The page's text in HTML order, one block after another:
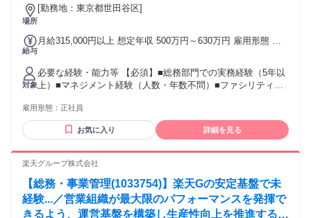
を支える中核人材としてご活躍いただきます。
場所
[勤務地：東京都世田谷区]
給与
月給315,000円以上 想定年収 500万円～630万円 雇用形態 正
￥315,000～ 基本給￥315,000～を含む/月 ■賞与実績:4ヶ月分
(算定期間を満たした場合) 諸手当：通勤手当（会社規定に基
づき支給）、残業手当（残業時間に応じて別途支給） 試用期
間 有 期間：6ヶ月 備考：変更無
対象
必要な経験・能力等 【必須】■総務部門での実務経験（5年以
上）■マネジメント経験（人数・年数不問）■ファシリティ関
ミュニケーション力（他部署や経営層との折衝・合意形成が
できる方）【歓迎】■株式文書関連業務の経験を有する方■社
内報の業務経験を有する方■ITツールを活用した業務効率化や
グブランド「マトメージュ」、SDGs に貢献する「ゆず
スチャー」など幅広い商品を展開 学歴・資格 学歴：大学院
大学 語学力： 資格：
雇用形態： 正社員
お気に入り 詳細を見る
楽天グループ株式会社
【総務・事業管理(1033754)】楽天Gの安定基盤で未
経験...／営業組織が最大限のパフォーマンスを発揮で
きるよう、運営基盤を構築し生産性向上を推進する役